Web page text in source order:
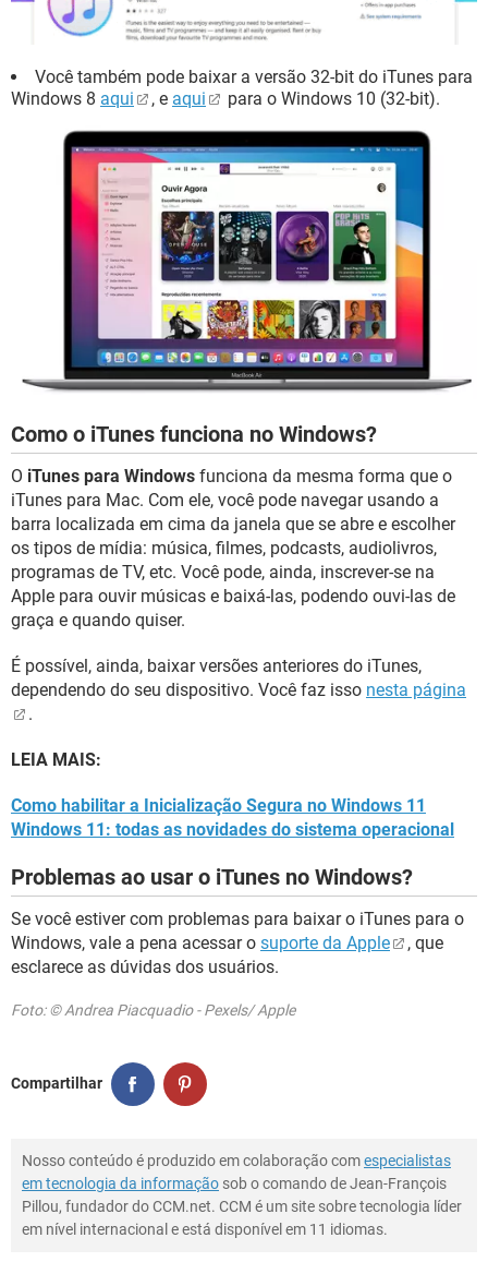
Você também pode baixar a versão 32-bit do iTunes para
Windows 8 aqui , e aqui para o Windows 10 (32-bit).
Como o iTunes funciona no Windows?
O iTunes para Windows funciona da mesma forma que o
iTunes para Mac. Com ele, você pode navegar usando a
barra localizada em cima da janela que se abre e escolher
os tipos de mídia: música, filmes, podcasts, audiolivros,
programas de TV, etc. Você pode, ainda, inscrever-se na
Apple para ouvir músicas e baixá-las, podendo ouvi-las de
graça e quando quiser.
É possível, ainda, baixar versões anteriores do iTunes,
dependendo do seu dispositivo. Você faz isso nesta página
.
LEIA MAIS:
Como habilitar a Inicialização Segura no Windows 11
Windows 11: todas as novidades do sistema operacional
Problemas ao usar o iTunes no Windows?
Se você estiver com problemas para baixar o iTunes para o
Windows, vale a pena acessar o suporte da Apple
, que
esclarece as dúvidas dos usuários.
Foto: © Andrea Piacquadio - Pexels/ Apple
Compartilhar
Nosso conteúdo é produzido em colaboração comespecialistas
em tecnologia da informação sob o comando de Jean-François
Pillou, fundador do CCM.net. CCM é um site sobre tecnologia líder
em nível internacional e está disponível em 11 idiomas.